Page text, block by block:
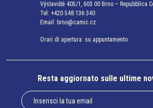
Výstaviště 405/1, 603 00 Brno – Repubblica
Tel: +420 548 136 340
Email: brno@camic.cz
Orari di apertura: su appuntamento
Resta aggiornato sulle ultime